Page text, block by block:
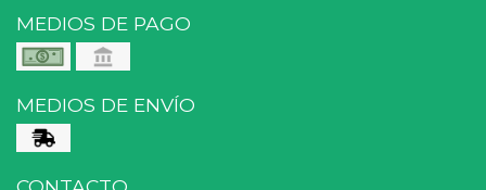
MEDIOS DE PAGO
MEDIOS DE ENVÍO